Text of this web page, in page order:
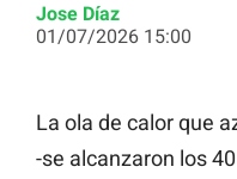
Jose Díaz
01/07/2026 15:00
La ola de calor que
-se alcanzaron los